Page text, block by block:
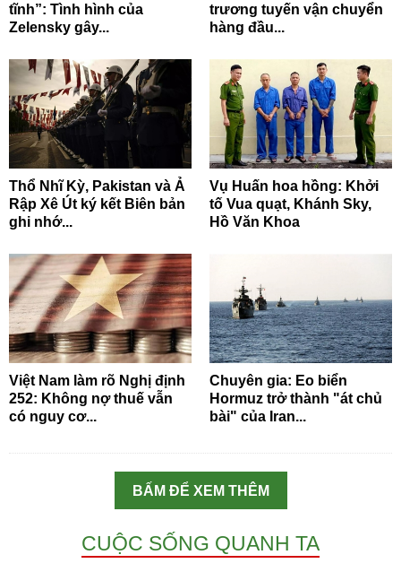
tĩnh”: Tình hình của
Zelensky gây...
trương tuyến vận chuyển
hàng đầu...
Thổ Nhĩ Kỳ, Pakistan và Ả
Rập Xê Út ký kết Biên bản
ghi nhớ...
Vụ Huấn hoa hồng: Khởi
tố Vua quạt, Khánh Sky,
Hồ Văn Khoa
Việt Nam làm rõ Nghị định
252: Không nợ thuế vẫn
có nguy cơ...
Chuyên gia: Eo biển
Hormuz trở thành "át chủ
bài" của Iran...
BẤM ĐỂ XEM THÊM
CUỘC SỐNG QUANH TA